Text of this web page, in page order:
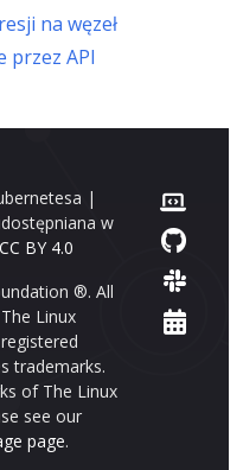
na węzeł
przez API
|
w
CC BY 4.0
®. All
Linux
trademarks.
of The Linux
see our
page.